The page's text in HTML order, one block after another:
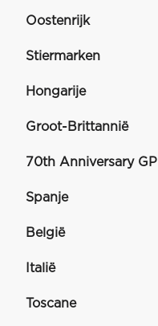
Oostenrijk
Stiermarken
Hongarije
Groot-Brittannië
70th Anniversary GP
Spanje
België
Italië
Toscane